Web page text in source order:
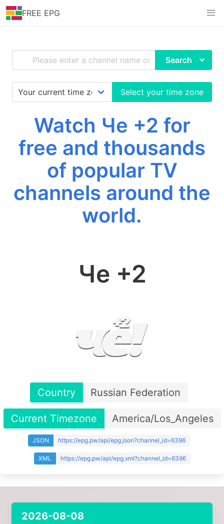
FREE EPG
Search
Select your time zone
Watch Че +2 for
free and thousands
of popular TV
channels around the
world.
Че +2
Country Russian Federation
Current Timezone America/Los_Angeles
JSON https://epg.pw/api/epg.json?channel_id=6396
XML https://epg.pw/api/epg.xml?channel_id=6396
2026-08-08